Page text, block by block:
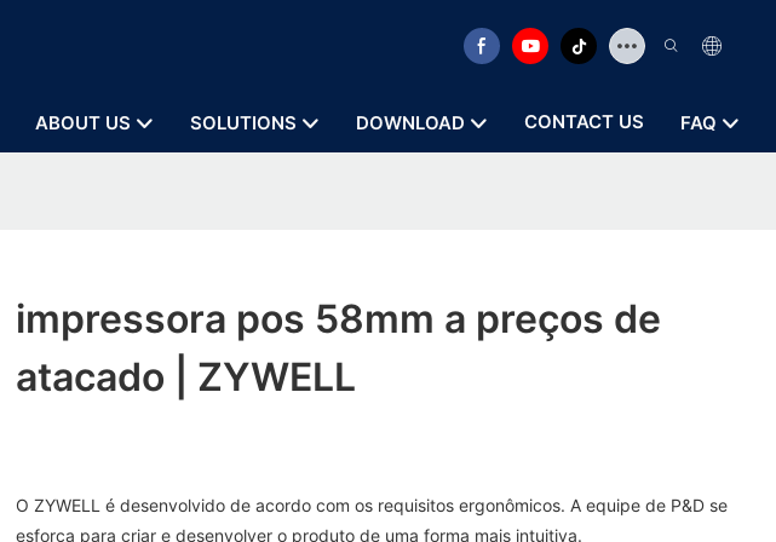
ABOUT US SOLUTIONS DOWNLOAD CONTACT US FAQ
impressora pos 58mm a preços de
atacado | ZYWELL
O ZYWELL é desenvolvido de acordo com os requisitos ergonômicos. A equipe de P&D se
esforça para criar e desenvolver o produto de uma forma mais intuitiva.